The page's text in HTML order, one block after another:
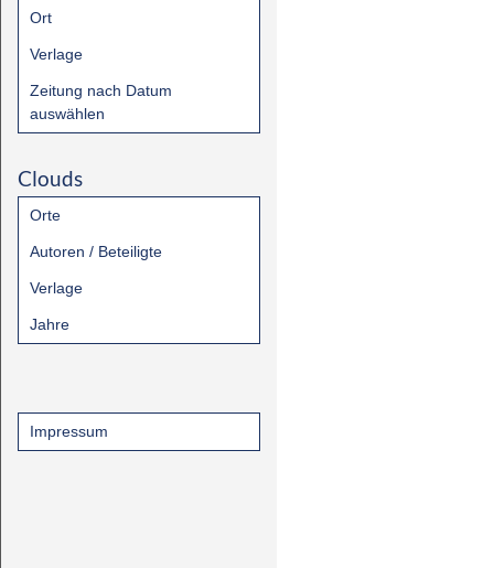
Ort
Verlage
Zeitung nach Datum
auswählen
Clouds
Orte
Autoren / Beteiligte
Verlage
Jahre
Impressum